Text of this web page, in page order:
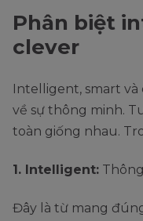
Phân biệt
clever
Intelligent, smart
về sự thông minh.
toàn giống nhau.
1. Intelligent:
Đây là từ mang